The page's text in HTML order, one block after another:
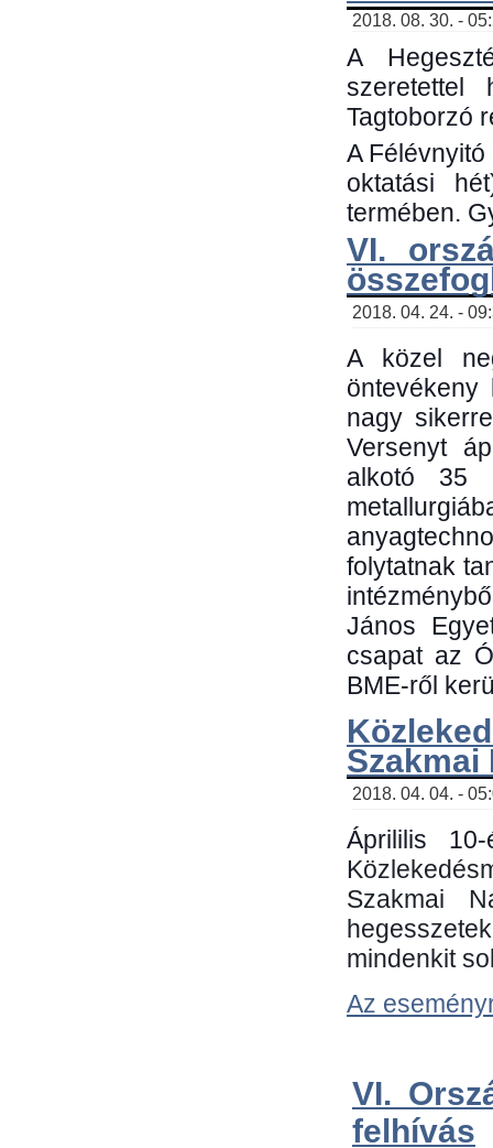
2018. 08. 30. -
A
szeretettel
Tagtoborzó
A
oktatási
termében.
VI.
2018. 04. 24. -
A közel
nagy
Versenyt
alkotó 35
folytatnak
János
csapat az
BME-ről
Szakmai
2018. 04. 04. -
Áprililis
Szakmai
mindenkit
Az
VI.
felhívás